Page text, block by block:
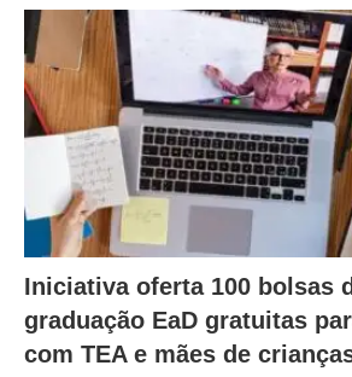
Iniciativa oferta 100 bolsas
graduação EaD gratuitas
com TEA e mães de